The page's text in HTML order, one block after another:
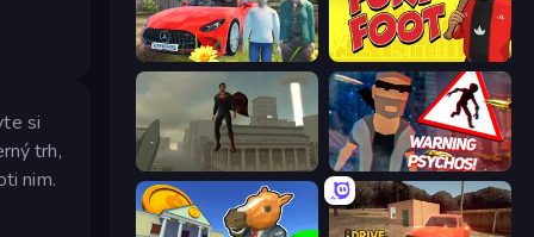
si
trh,
nim.
Speedboy: History with Grandfather Fury Foot
The Superman - Theme is Aliens City of Psychos